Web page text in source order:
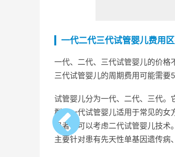
一代二代三代试管婴儿费用区
一代、二代、三代试管婴儿的价
三代试管婴儿的周期费用可能需要
试管婴儿分为一代、二代、三代。
群。一代试管婴儿适用于常见的女
患者，可以考虑二代试管婴儿技
主要针对患有先天性单基因遗传病